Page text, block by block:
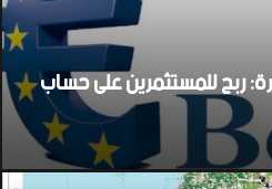
ربح للمستثمرين على حساب